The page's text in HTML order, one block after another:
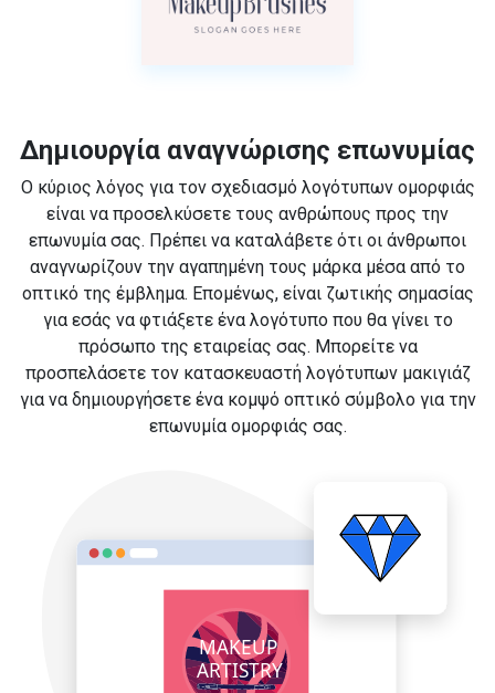
Δημιουργία αναγνώρισης επωνυμίας
Ο κύριος λόγος για τον σχεδιασμό λογότυπων ομορφιάς
είναι να προσελκύσετε τους ανθρώπους προς την
επωνυμία σας. Πρέπει να καταλάβετε ότι οι άνθρωποι
αναγνωρίζουν την αγαπημένη τους μάρκα μέσα από το
οπτικό της έμβλημα. Επομένως, είναι ζωτικής σημασίας
για εσάς να φτιάξετε ένα λογότυπο που θα γίνει το
πρόσωπο της εταιρείας σας. Μπορείτε να
προσπελάσετε τον κατασκευαστή λογότυπων μακιγιάζ
για να δημιουργήσετε ένα κομψό οπτικό σύμβολο για την
επωνυμία ομορφιάς σας.